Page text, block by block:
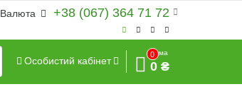
+38 (067) 364 71 72
Валюта
Особистий кабінет
0
Сума
0 ₴